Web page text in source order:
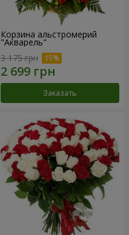
Корзина альстромерий
"Акварель"
3 175 грн
Заказать